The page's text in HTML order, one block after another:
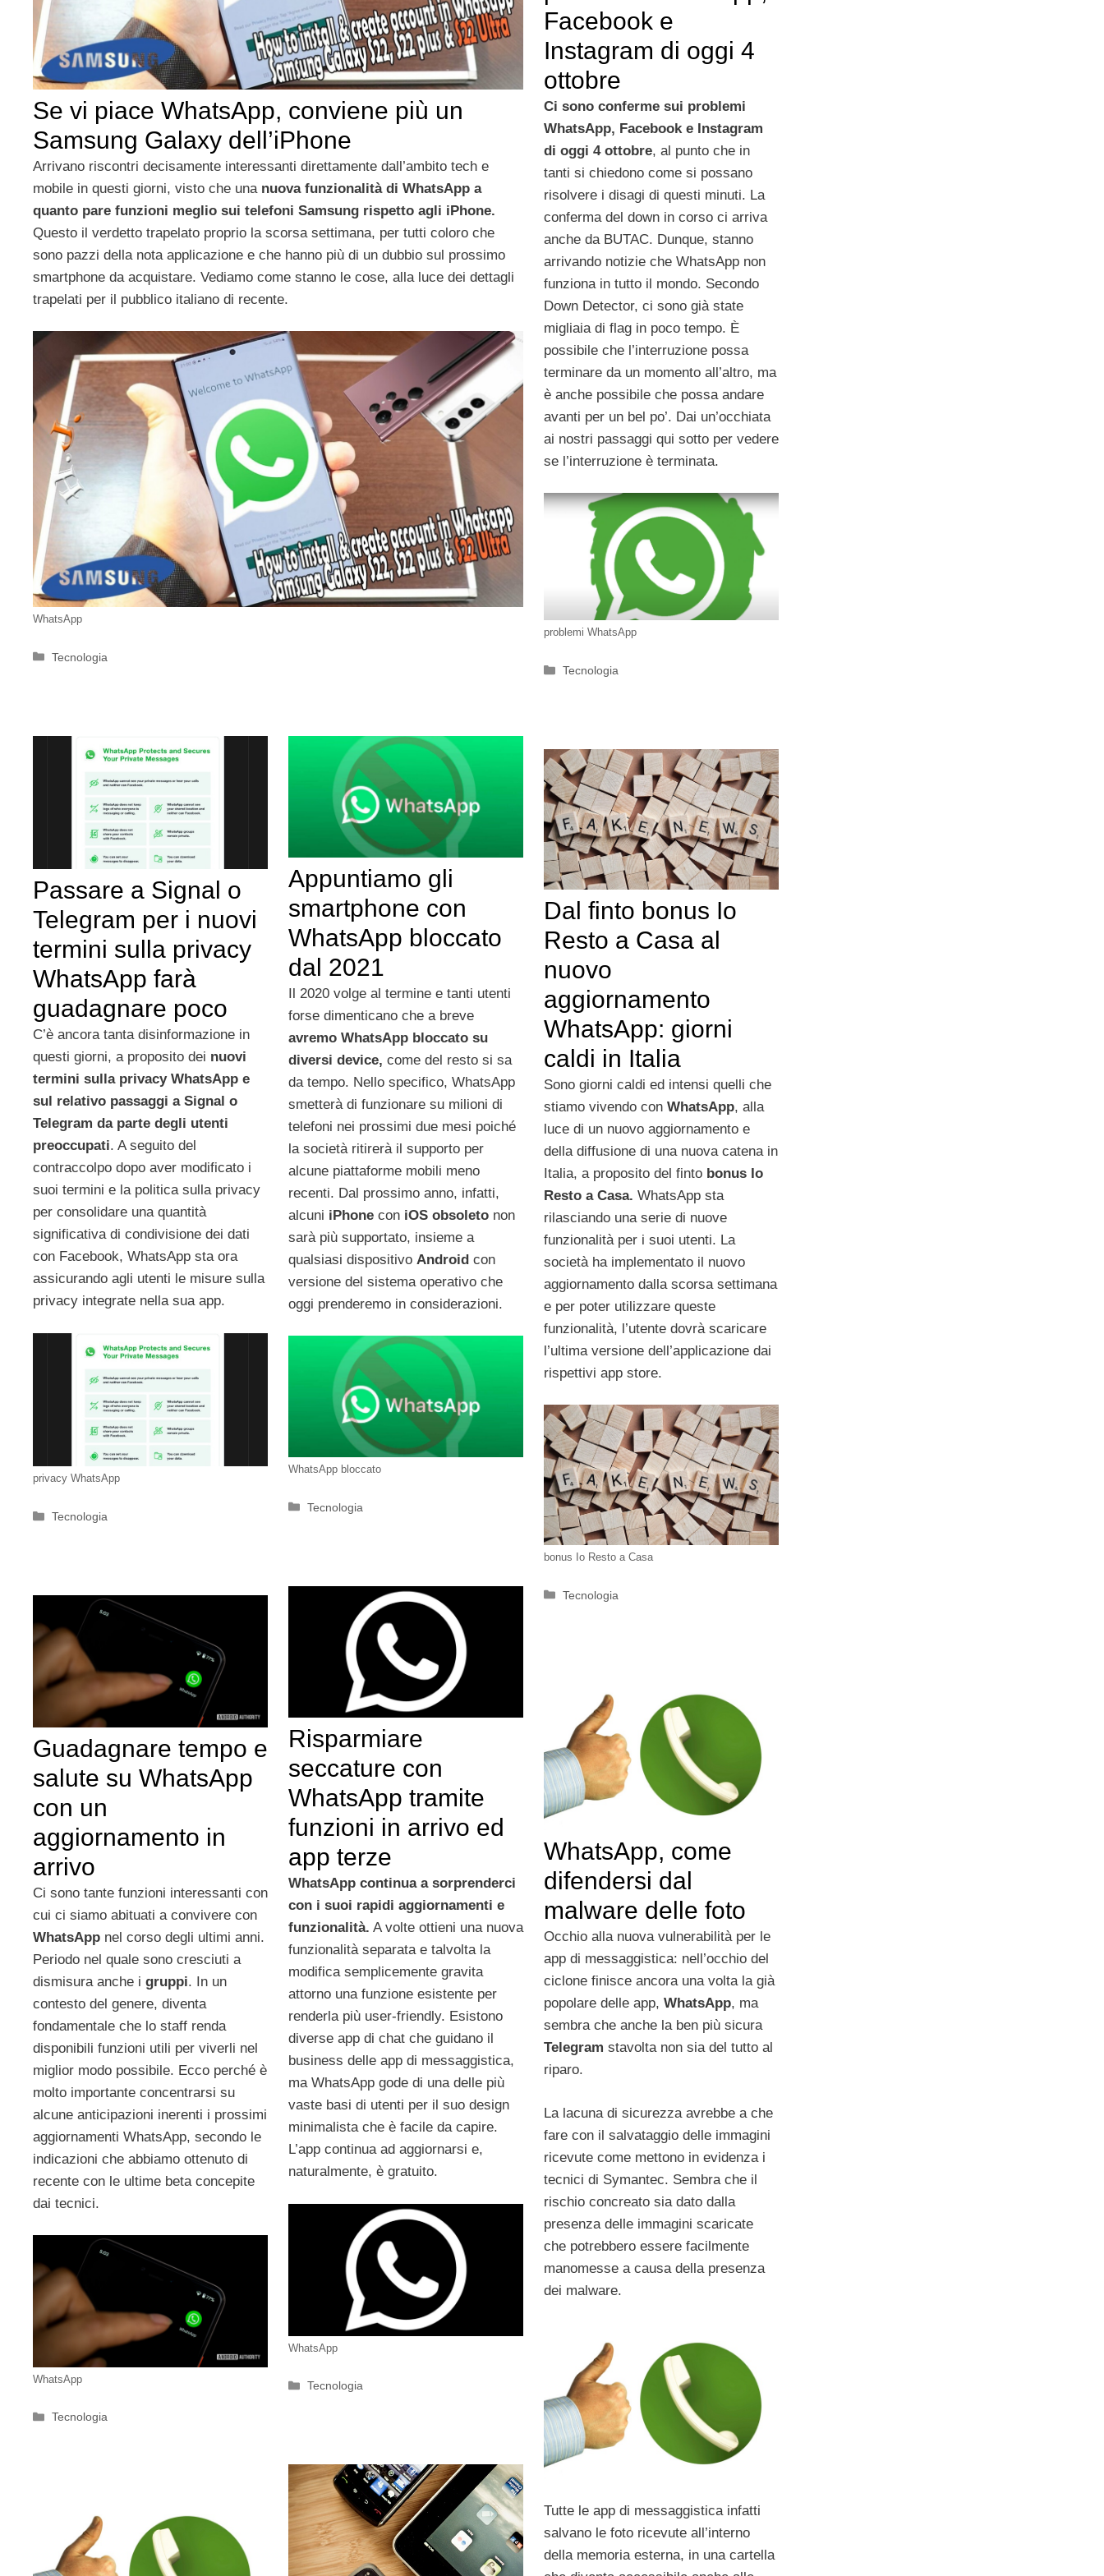
Se vi piace WhatsApp, conviene più un
Samsung Galaxy dell’iPhone
Arrivano riscontri decisamente interessanti direttamente dall’ambito tech e
mobile in questi giorni, visto che una nuova funzionalità di WhatsApp a
quanto pare funzioni meglio sui telefoni Samsung rispetto agli iPhone.
Questo il verdetto trapelato proprio la scorsa settimana, per tutti coloro che
sono pazzi della nota applicazione e che hanno più di un dubbio sul prossimo
smartphone da acquistare. Vediamo come stanno le cose, alla luce dei dettagli
trapelati per il pubblico italiano di recente.
WhatsApp
Categorie
Tecnologia
Facebook e
Instagram di oggi 4
ottobre
Ci sono conferme sui problemi
WhatsApp, Facebook e Instagram
di oggi 4 ottobre, al punto che in
tanti si chiedono come si possano
risolvere i disagi di questi minuti. La
conferma del down in corso ci arriva
anche da BUTAC. Dunque, stanno
arrivando notizie che WhatsApp non
funziona in tutto il mondo. Secondo
Down Detector, ci sono già state
migliaia di flag in poco tempo. È
possibile che l’interruzione possa
terminare da un momento all’altro, ma
è anche possibile che possa andare
avanti per un bel po’. Dai un’occhiata
ai nostri passaggi qui sotto per vedere
se l’interruzione è terminata.
problemi WhatsApp
Categorie
Tecnologia
Passare a Signal o
Telegram per i nuovi
termini sulla privacy
WhatsApp farà
guadagnare poco
C’è ancora tanta disinformazione in
questi giorni, a proposito dei nuovi
termini sulla privacy WhatsApp e
sul relativo passaggi a Signal o
Telegram da parte degli utenti
preoccupati. A seguito del
contraccolpo dopo aver modificato i
suoi termini e la politica sulla privacy
per consolidare una quantità
significativa di condivisione dei dati
con Facebook, WhatsApp sta ora
assicurando agli utenti le misure sulla
privacy integrate nella sua app.
privacy WhatsApp
Categorie
Tecnologia
Appuntiamo gli
smartphone con
WhatsApp bloccato
dal 2021
Il 2020 volge al termine e tanti utenti
forse dimenticano che a breve
avremo WhatsApp bloccato su
diversi device, come del resto si sa
da tempo. Nello specifico, WhatsApp
smetterà di funzionare su milioni di
telefoni nei prossimi due mesi poiché
la società ritirerà il supporto per
alcune piattaforme mobili meno
recenti. Dal prossimo anno, infatti,
alcuni iPhonecon iOS obsoletonon
sarà più supportato, insieme a
qualsiasi dispositivo Androidcon
versione del sistema operativo che
oggi prenderemo in considerazioni.
WhatsApp bloccato
Categorie
Tecnologia
Dal finto bonus Io
Resto a Casa al
nuovo
aggiornamento
WhatsApp: giorni
caldi in Italia
Sono giorni caldi ed intensi quelli che
stiamo vivendo con WhatsApp, alla
luce di un nuovo aggiornamento e
della diffusione di una nuova catena in
Italia, a proposito del finto bonus Io
Resto a Casa. WhatsApp sta
rilasciando una serie di nuove
funzionalità per i suoi utenti. La
società ha implementato il nuovo
aggiornamento dalla scorsa settimana
e per poter utilizzare queste
funzionalità, l’utente dovrà scaricare
l’ultima versione dell’applicazione dai
rispettivi app store.
bonus Io Resto a Casa
Categorie
Tecnologia
Risparmiare
seccature con
WhatsApp tramite
funzioni in arrivo ed
app terze
WhatsApp continua a sorprenderci
con i suoi rapidi aggiornamenti e
funzionalità. A volte ottieni una nuova
funzionalità separata e talvolta la
modifica semplicemente gravita
attorno una funzione esistente per
renderla più user-friendly. Esistono
diverse app di chat che guidano il
business delle app di messaggistica,
ma WhatsApp gode di una delle più
vaste basi di utenti per il suo design
minimalista che è facile da capire.
L’app continua ad aggiornarsi e,
naturalmente, è gratuito.
WhatsApp
Categorie
Tecnologia
Guadagnare tempo e
salute su WhatsApp
con un
aggiornamento in
arrivo
Ci sono tante funzioni interessanti con
cui ci siamo abituati a convivere con
WhatsApp nel corso degli ultimi anni.
Periodo nel quale sono cresciuti a
dismisura anche i gruppi. In un
contesto del genere, diventa
fondamentale che lo staff renda
disponibili funzioni utili per viverli nel
miglior modo possibile. Ecco perché è
molto importante concentrarsi su
alcune anticipazioni inerenti i prossimi
aggiornamenti WhatsApp, secondo le
indicazioni che abbiamo ottenuto di
recente con le ultime beta concepite
dai tecnici.
WhatsApp
Categorie
Tecnologia
WhatsApp, come
difendersi dal
malware delle foto
Occhio alla nuova vulnerabilità per le
app di messaggistica: nell’occhio del
ciclone finisce ancora una volta la già
popolare delle app, WhatsApp, ma
sembra che anche la ben più sicura
Telegram stavolta non sia del tutto al
riparo.
La lacuna di sicurezza avrebbe a che
fare con il salvataggio delle immagini
ricevute come mettono in evidenza i
tecnici di Symantec. Sembra che il
rischio concreato sia dato dalla
presenza delle immagini scaricate
che potrebbero essere facilmente
manomesse a causa della presenza
dei malware.
Tutte le app di messaggistica infatti
salvano le foto ricevute all’interno
della memoria esterna, in una cartella